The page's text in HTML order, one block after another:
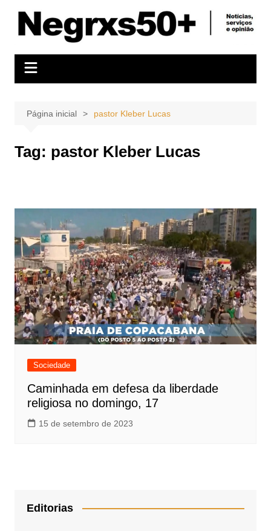
conteúdo
Página inicial pastor Kleber Lucas
Tag: pastor Kleber Lucas
Sociedade
Caminhada em defesa da liberdade
religiosa no domingo, 17
15 de setembro de 2023
Editorias